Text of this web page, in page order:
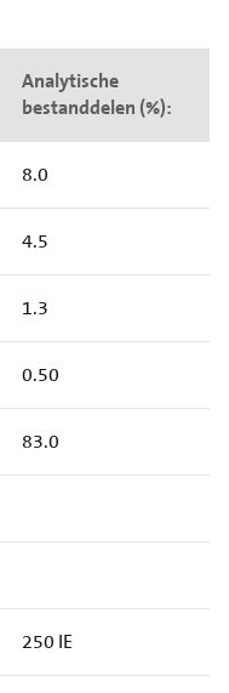
Analytische
bestanddelen (%):
8.0
4.5
1.3
0.50
83.0
250 IE